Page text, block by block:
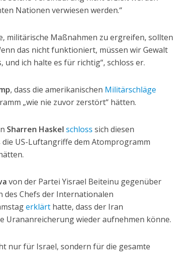
Nationen verwiesen werden.“
militärische Maßnahmen zu ergreifen, sollten
das nicht funktioniert, müssen wir Gewalt
und ich halte es für richtig“, schloss er.
, dass die amerikanischen Militärschläge
„wie nie zuvor zerstört“ hätten.
Sharren Haskel schloss sich diesen
US-Luftangriffe dem Atomprogramm
von der Partei Yisrael Beiteinu gegenüber
des Chefs der Internationalen
erklärt hatte, dass der Iran
Urananreicherung wieder aufnehmen könne.
nur für Israel, sondern für die gesamte